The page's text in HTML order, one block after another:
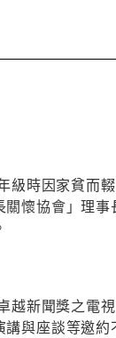
級時因家貧而
懷協會」理
越新聞獎之
與座談等邀